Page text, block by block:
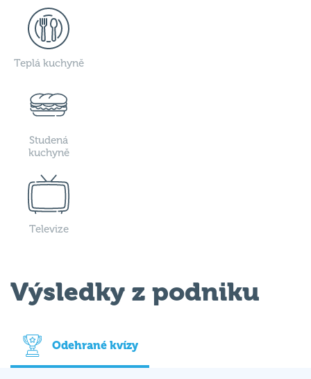
Teplá kuchyně
Studená
kuchyně
Televize
Výsledky z podniku
Odehrané kvízy